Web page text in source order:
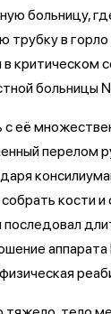
больницу,
трубку в
критическом
больницы
с её
перелом
кости и
последовал